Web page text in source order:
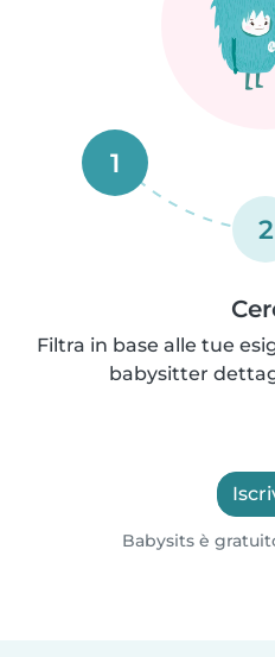
1
2
Filtra in base alle tue
babysitter
Babysits è